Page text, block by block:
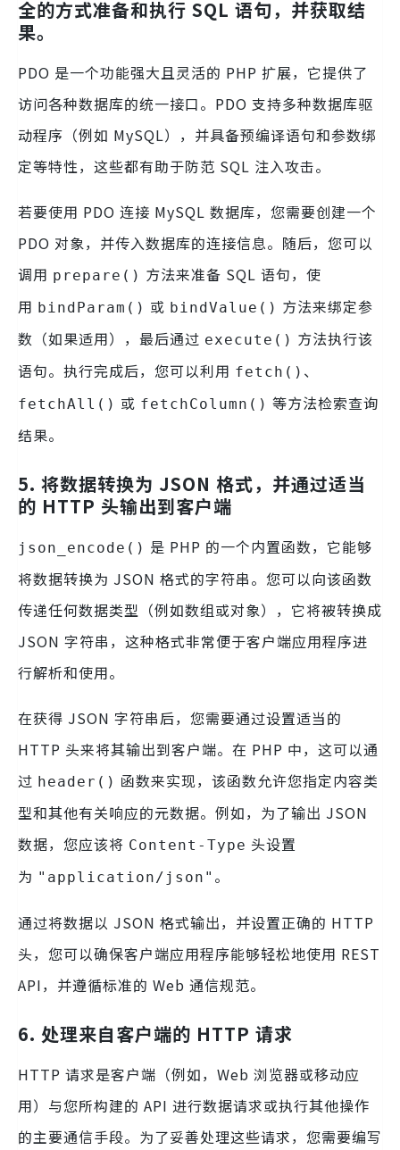
全的方式准备和执行 SQL 语句，并获取结
果。
PDO 是一个功能强大且灵活的 PHP 扩展，它提供了
访问各种数据库的统一接口。PDO 支持多种数据库驱
动程序（例如 MySQL），并具备预编译语句和参数绑
定等特性，这些都有助于防范 SQL 注入攻击。
若要使用 PDO 连接 MySQL 数据库，您需要创建一个
PDO 对象，并传入数据库的连接信息。随后，您可以
调用 prepare() 方法来准备 SQL 语句，使
用 bindParam() 或 bindValue() 方法来绑定参
数（如果适用），最后通过 execute() 方法执行该
语句。执行完成后，您可以利用 fetch() 、
fetchAll() 或 fetchColumn() 等方法检索查询
结果。
5. 将数据转换为 JSON 格式，并通过适当
的 HTTP 头输出到客户端
json_encode() 是 PHP 的一个内置函数，它能够
将数据转换为 JSON 格式的字符串。您可以向该函数
传递任何数据类型（例如数组或对象），它将被转换成
JSON 字符串，这种格式非常便于客户端应用程序进
行解析和使用。
在获得 JSON 字符串后，您需要通过设置适当的
HTTP 头来将其输出到客户端。在 PHP 中，这可以通
过 header() 函数来实现，该函数允许您指定内容类
型和其他有关响应的元数据。例如，为了输出 JSON
数据，您应该将 Content-Type 头设置
为 "application/json" 。
通过将数据以 JSON 格式输出，并设置正确的 HTTP
头，您可以确保客户端应用程序能够轻松地使用 REST
API，并遵循标准的 Web 通信规范。
6. 处理来自客户端的 HTTP 请求
HTTP 请求是客户端（例如，Web 浏览器或移动应
用）与您所构建的 API 进行数据请求或执行其他操作
的主要通信手段。为了妥善处理这些请求，您需要编写